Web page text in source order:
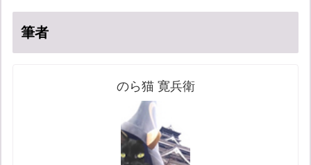
筆者
のら猫 寛兵衛